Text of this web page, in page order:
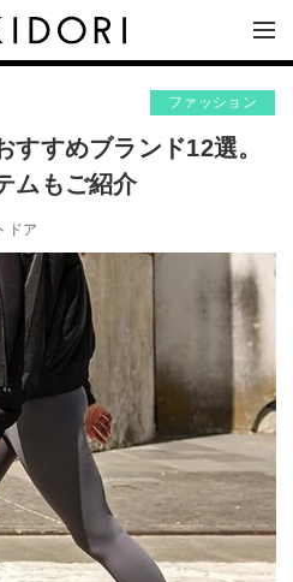
ファッション
すすめブランド12選。
ムもご紹介
ドア